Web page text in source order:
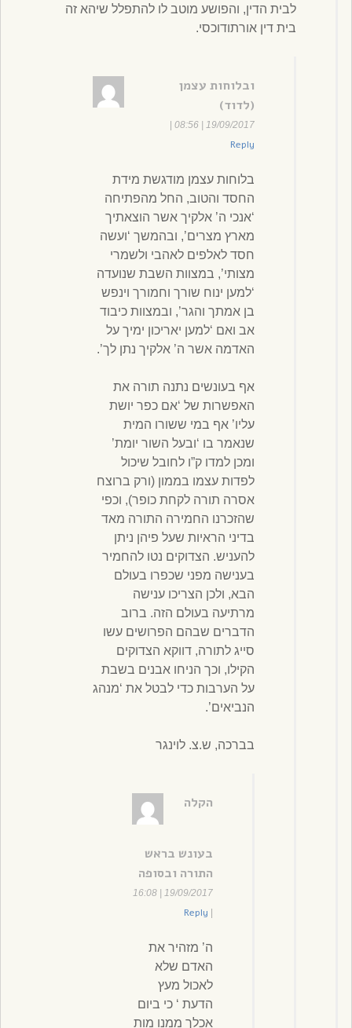
לבית הדין, והפושע מוטב לו להתפלל שיהא זה
בית דין אורתודוכסי.
ובלוחות עצמן
(לדוד)
19/09/2017 | 08:56
Reply
בלוחות עצמן מודגשת מידת
החסד והטוב, החל מהפתיחה
‘אנכי ה’ אלקיך אשר הוצאתיך
מארץ מצרים’, ובהמשך ‘ועשה
חסד לאלפים לאהבי ולשמרי
מצותי’, במצוות השבת שנועדה
‘למען ינוח שורך וחמורך וינפש
בן אמתך והגר’, ובמצוות כיבוד
אב ואם ‘למען יאריכון ימיך על
האדמה אשר ה’ אלקיך נתן לך’.
אף בעונשים נתנה תורה את
האפשרות של ‘אם כפר יושת
עליו’ אף במי ששורו המית
שנאמר בו ‘ובעל השור יומת’
ומכן למדו ק”ו לחובל שיכול
לפדות עצמו בממון (ורק ברוצח
אסרה תורה לקחת כופר), וכפי
שהזכרנו החמירה התורה מאד
בדיני הראיות שעל פיהן ניתן
להעניש. הצדוקים נטו להחמיר
בענישה מפני שכפרו בעולם
הבא, ולכן הצריכו ענישה
מרתיעה בעולם הזה. ברוב
הדברים שבהם הפרושים עשו
סייג לתורה, דווקא הצדוקים
הקילו, וכך הניחו אבנים בשבת
על הערבות כדי לבטל את ‘מנהג
הנביאים’.
בברכה, ש.צ. לוינגר
הקלה
בעונש בראש
התורה ובסופה
19/09/2017 | 16:08
Reply
ה’ מזהיר את
האדם שלא
לאכול מעץ
הדעת ‘ כי ביום
אכלך ממנו מות